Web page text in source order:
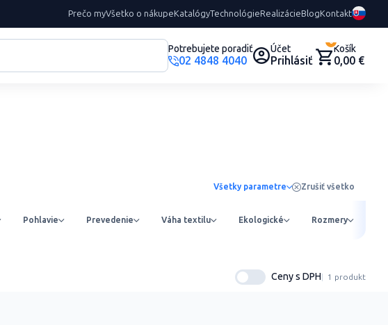
Prečo myVšetko o nákupeKatalógyTechnológieRealizácieBlogKontakt
Potrebujete poradiť
02 4848 4040
Účet
Prihlásiť
0
Košík
0,00 €
Všetky parametre Zrušiť všetko
Pohlavie Prevedenie Váha textilu Ekologické Rozmery
Ceny s DPH 1 produkt